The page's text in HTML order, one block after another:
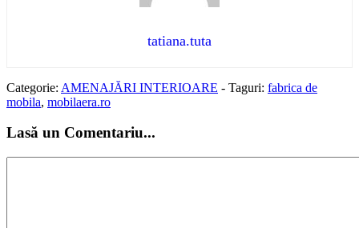
tatiana.tuta
Categorie: AMENAJĂRI INTERIOARE - Taguri: fabrica de
mobila, mobilaera.ro
Lasă un Comentariu...